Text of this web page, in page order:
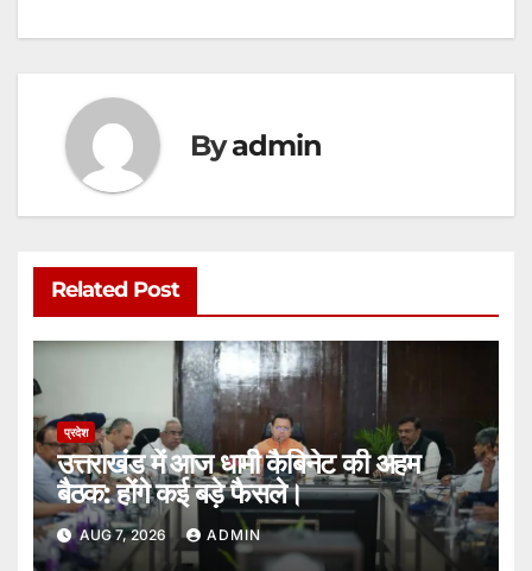
Byadmin
Related Post
प्रदेश
उत्तराखंड में आज धामी कैबिनेट की अहम
बैठक: होंगे कई बड़े फैसले।
AUG 7, 2026 ADMIN